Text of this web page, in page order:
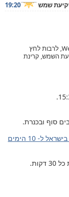
שמש 19:20
תחזית מזג האוויר באטיל, ל- 10 ימים הקרובים בWest Bank, לרבות לחץ
השמש, קרינת
סוף ובכנרת.
מזג האוויר ב- 203 ערים ויישובים בישראל ל- 10 הימים